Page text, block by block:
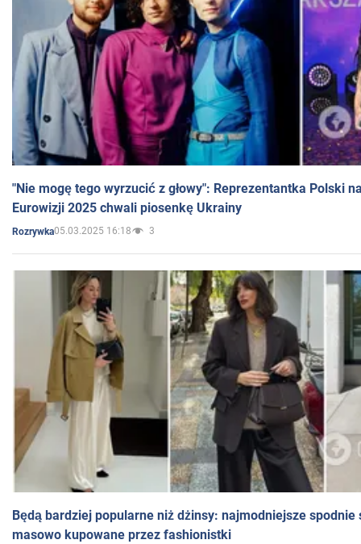
"Nie mogę tego wyrzucić z głowy": Reprezentantka Polski
Eurowizji 2025 chwali piosenkę Ukrainy
Rozrywka05.03.2025 16:18 3
Będą bardziej popularne niż dżinsy: najmodniejsze spodnie
masowo kupowane przez fashionistki